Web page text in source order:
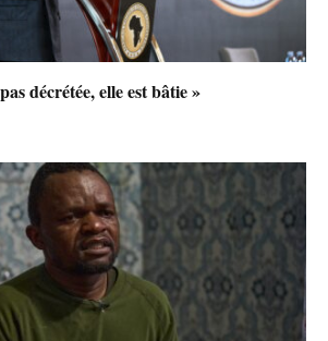
décrétée, elle est bâtie »